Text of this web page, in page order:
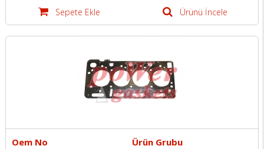
Sepete Ekle Ürünü İncele
Oem No Ürün Grubu